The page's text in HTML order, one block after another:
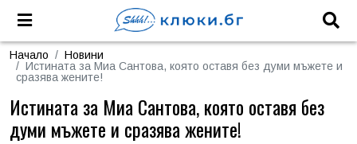
Начало
Новини
Истината за Миа Сантова, която оставя без думи мъжете и
сразява жените!
Истината за Миа Сантова, която оставя без
думи мъжете и сразява жените!